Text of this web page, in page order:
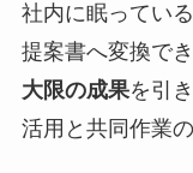
社内に眠ってい
提案書へ変換でき
大限の成果を引
活用と共同作業